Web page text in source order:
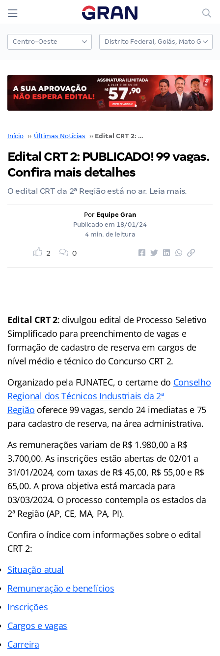
Início ›› Últimas Notícias ›› Edital CRT 2: PUBLICADO! 99 vagas. Confira mais detalhes
Edital CRT 2: PUBLICADO! 99 vagas.
Confira mais detalhes
O edital CRT da 2ª Região está no ar. Leia mais.
Por Equipe Gran
Publicado em 18/01/24
4 min. de leitura
2 0
Edital CRT 2: divulgou edital de Processo Seletivo
Simplificado para preenchimento de vagas e
formação de cadastro de reserva em cargos de
nível médio e técnico do Concurso CRT 2.
Organizado pela FUNATEC, o certame do Conselho
Regional dos Técnicos Industriais da 2ª
Região oferece 99 vagas, sendo 24 imediatas e 75
para cadastro de reserva, na área administrativa.
As remunerações variam de R$ 1.980,00 a R$
3.700,00. As inscrições estão abertas de 02/01 a
31/01/2024, com taxas de R$ 45,00, R$ 55,00 e R$
65,00. A prova objetiva está marcada para
03/03/2024. O processo contempla os estados da
2ª Região (AP, CE, MA, PA, PI).
Confira o índicecom informações sobre o edital
CRT 2:
Situação atual
Remuneração e benefícios
Inscrições
Cargos e vagas
Carreira